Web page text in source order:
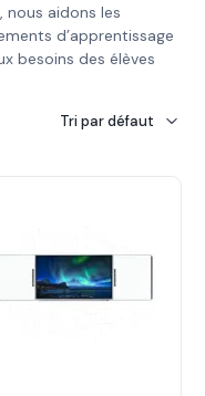
aidons les
d’apprentissage
besoins des élèves